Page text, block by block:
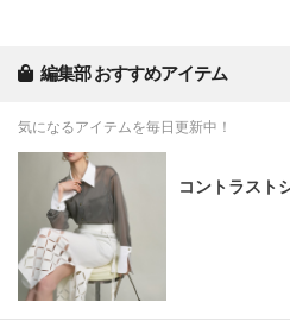
編集部 おすすめアイテム
気になるアイテムを毎日更新中！
コントラスト